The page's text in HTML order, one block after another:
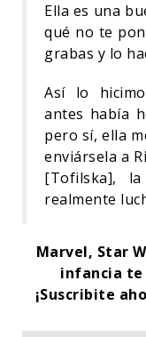
Ella es una
qué no te
grabas y lo
Así lo
antes había
pero sí, ella
enviársela a
[Tofilska],
realmente
Marvel, Star
infancia te
¡Suscribite